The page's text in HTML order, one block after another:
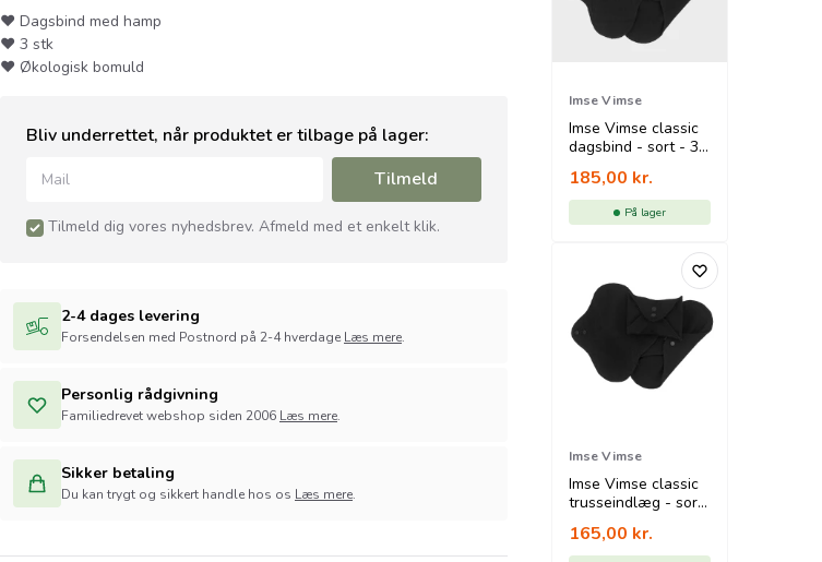
❤︎ Dagsbind med hamp
❤︎ 3 stk
❤︎ Økologisk bomuld
Bliv underrettet, når produktet er tilbage på lager:
Tilmeld
Tilmeld dig vores nyhedsbrev. Afmeld med et enkelt klik.
2-4 dages levering
Forsendelsen med Postnord på 2-4 hverdage Læs mere.
Personlig rådgivning
Familiedrevet webshop siden 2006 Læs mere.
Sikker betaling
Du kan trygt og sikkert handle hos os Læs mere.
Imse Vimse
Imse Vimse classic
dagsbind - sort - 3
185,00 kr.
På lager
Imse Vimse
Imse Vimse classic
trusseindlæg - sort
165,00 kr.